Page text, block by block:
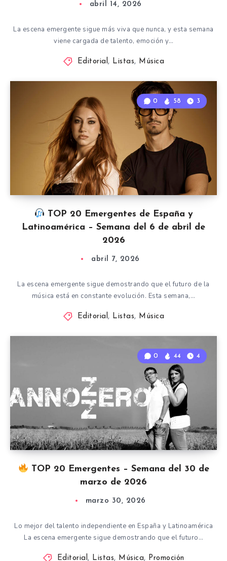
abril 14, 2026
La escena emergente sigue más viva que nunca, y esta semana
viene cargada de talento, emoción y…
Editorial, Listas, Música
TOP 20 Emergentes de España y
Latinoamérica – Semana del 6 de abril de
2026
0 58 3
abril 7, 2026
La escena emergente sigue demostrando que el futuro de la
música está en constante evolución. Esta semana,…
Editorial, Listas, Música
TOP 20 Emergentes – Semana del 30 de
marzo de 2026
0 44 4
marzo 30, 2026
Lo mejor del talento independiente en España y Latinoamérica
La escena emergente sigue demostrando que el futuro…
Editorial, Listas, Música, Promoción